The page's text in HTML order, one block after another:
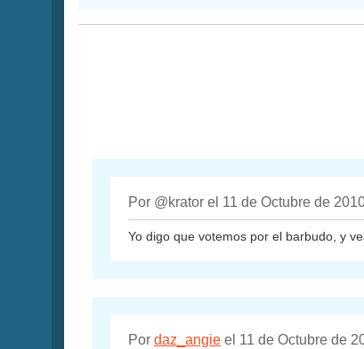
Por @krator el 11 de Octubre de
Yo digo que votemos por el barbudo, y
Por daz_angie el 11 de Octubre de